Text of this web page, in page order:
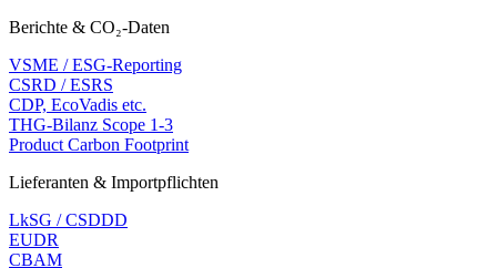
Berichte & CO₂-Daten
VSME / ESG-Reporting
CSRD / ESRS
CDP, EcoVadis etc.
THG-Bilanz Scope 1-3
Product Carbon Footprint
Lieferanten & Importpflichten
LkSG / CSDDD
EUDR
CBAM